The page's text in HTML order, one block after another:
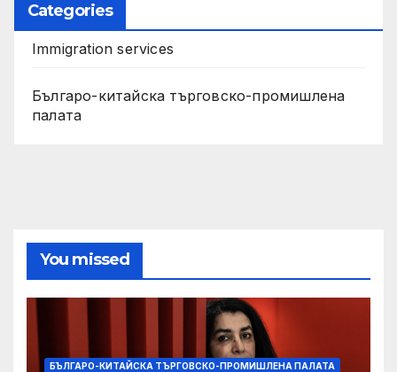
Categories
Immigration services
Българо-китайска търговско-промишлена
палата
You missed
БЪЛГАРО-КИТАЙСКА ТЪРГОВСКО-ПРОМИШЛЕНА ПАЛАТА